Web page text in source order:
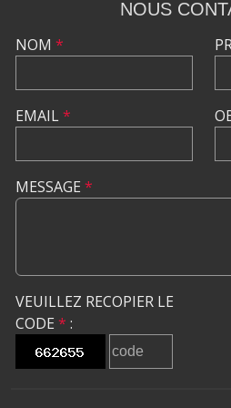
NOUS
NOM *
EMAIL*
MESSAGE *
VEUILLEZ RECOPIER LE
CODE * :